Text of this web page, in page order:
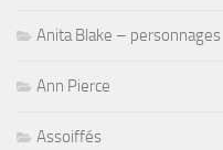
Anita Blake – personnages
Ann Pierce
Assoiffés